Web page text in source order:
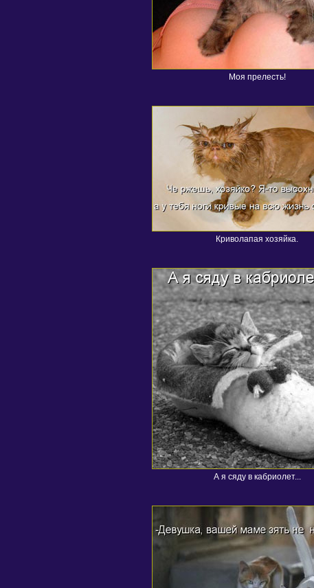
Моя прелесть!
Криволапая хозяйка.
А я сяду в кабриолет...